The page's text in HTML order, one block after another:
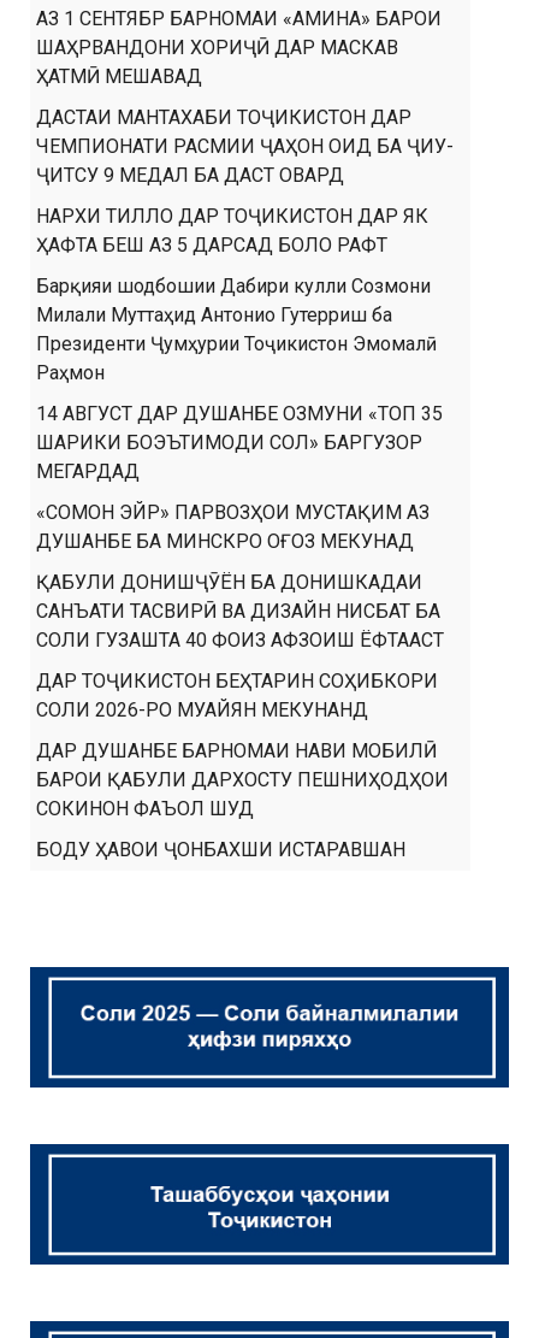
АЗ 1 СЕНТЯБР БАРНОМАИ «АМИНА» БАРОИ
ШАҲРВАНДОНИ ХОРИҶӢ ДАР МАСКАВ
ҲАТМӢ МЕШАВАД
ДАСТАИ МАНТАХАБИ ТОҶИКИСТОН ДАР
ЧЕМПИОНАТИ РАСМИИ ҶАҲОН ОИД БА ҶИУ-
ҶИТСУ 9 МЕДАЛ БА ДАСТ ОВАРД
НАРХИ ТИЛЛО ДАР ТОҶИКИСТОН ДАР ЯК
ҲАФТА БЕШ АЗ 5 ДАРСАД БОЛО РАФТ
Барқияи шодбошии Дабири кулли Созмони
Милали Муттаҳид Антонио Гутерриш ба
Президенти Ҷумҳурии Тоҷикистон Эмомалӣ
Раҳмон
14 АВГУСТ ДАР ДУШАНБЕ ОЗМУНИ «ТОП 35
ШАРИКИ БОЭЪТИМОДИ СОЛ» БАРГУЗОР
МЕГАРДАД
«СОМОН ЭЙР» ПАРВОЗҲОИ МУСТАҚИМ АЗ
ДУШАНБЕ БА МИНСКРО ОҒОЗ МЕКУНАД
ҚАБУЛИ ДОНИШҶӮЁН БА ДОНИШКАДАИ
САНЪАТИ ТАСВИРӢ ВА ДИЗАЙН НИСБАТ БА
СОЛИ ГУЗАШТА 40 ФОИЗ АФЗОИШ ЁФТААСТ
ДАР ТОҶИКИСТОН БЕҲТАРИН СОҲИБКОРИ
СОЛИ 2026-РО МУАЙЯН МЕКУНАНД
ДАР ДУШАНБЕ БАРНОМАИ НАВИ МОБИЛӢ
БАРОИ ҚАБУЛИ ДАРХОСТУ ПЕШНИҲОДҲОИ
СОКИНОН ФАЪОЛ ШУД
БОДУ ҲАВОИ ҶОНБАХШИ ИСТАРАВШАН